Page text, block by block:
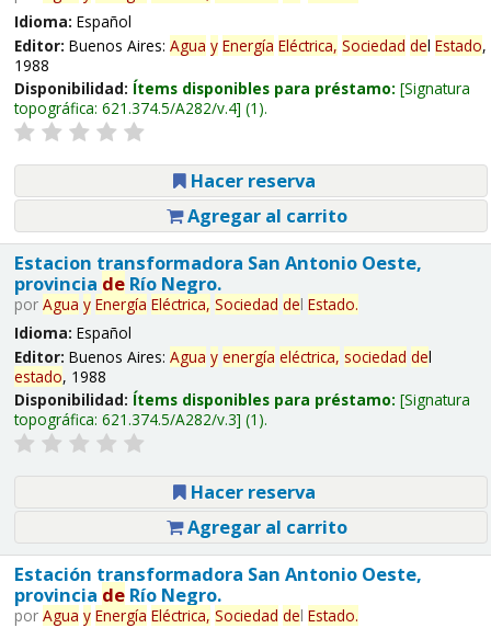
Idioma: Español
Editor: Buenos Aires: Agua y Energía Eléctrica, Sociedad del Estado,
1988
Disponibilidad: Ítems disponibles para préstamo: Signatura
topográfica: 621.374.5/A282/v.4 (1).
Hacer reserva
Agregar al carrito
Estacion transformadora San Antonio Oeste,
provincia deRío Negro.
por Agua y Energía Eléctrica, Sociedad del Estado.
Idioma: Español
Editor: Buenos Aires: Agua y energía eléctrica, sociedad del
estado, 1988
Disponibilidad: Ítems disponibles para préstamo: Signatura
topográfica: 621.374.5/A282/v.3 (1).
Hacer reserva
Agregar al carrito
Estación transformadora San Antonio Oeste,
provincia deRío Negro.
por Agua y Energía Eléctrica, Sociedad del Estado.